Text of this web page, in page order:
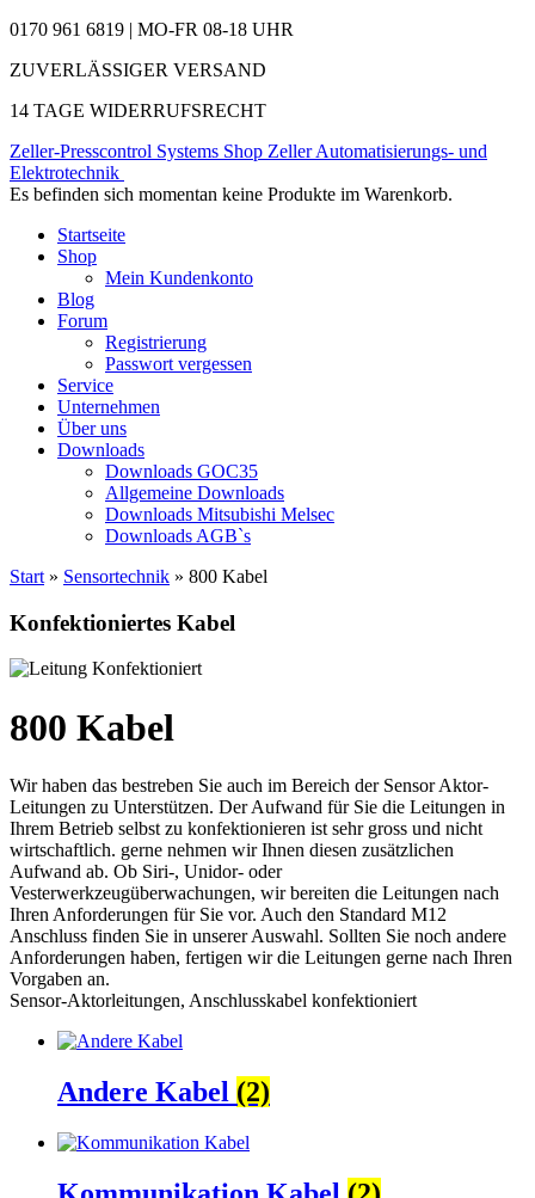
0170 961 6819 | MO-FR 08-18 UHR
ZUVERLÄSSIGER VERSAND
14 TAGE WIDERRUFSRECHT
Zeller-Presscontrol Systems Shop Zeller Automatisierungs- und
Elektrotechnik
Es befinden sich momentan keine Produkte im Warenkorb.
Startseite
Shop
Mein Kundenkonto
Blog
Forum
Registrierung
Passwort vergessen
Service
Unternehmen
Über uns
Downloads
Downloads GOC35
Allgemeine Downloads
Downloads Mitsubishi Melsec
Downloads AGB`s
Start » Sensortechnik » 800 Kabel
Konfektioniertes Kabel
800 Kabel
Wir haben das bestreben Sie auch im Bereich der Sensor Aktor-
Leitungen zu Unterstützen. Der Aufwand für Sie die Leitungen in
Ihrem Betrieb selbst zu konfektionieren ist sehr gross und nicht
wirtschaftlich. gerne nehmen wir Ihnen diesen zusätzlichen
Aufwand ab. Ob Siri-, Unidor- oder
Vesterwerkzeugüberwachungen, wir bereiten die Leitungen nach
Ihren Anforderungen für Sie vor. Auch den Standard M12
Anschluss finden Sie in unserer Auswahl. Sollten Sie noch andere
Anforderungen haben, fertigen wir die Leitungen gerne nach Ihren
Vorgaben an.
Sensor-Aktorleitungen, Anschlusskabel konfektioniert
Andere Kabel (2)